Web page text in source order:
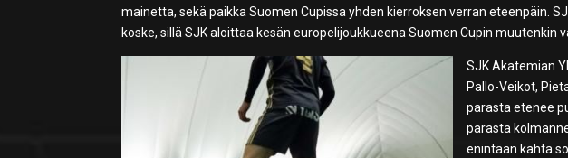
mainetta, sekä paikka Suomen Cupissa yhden kierroksen verran eteenpäin.
koske, sillä SJK aloittaa kesän europelijoukkueena Suomen Cupin muutenkin
SJK Akatemian
Pallo-Veikot,
parasta etenee
parasta
enintään kahta